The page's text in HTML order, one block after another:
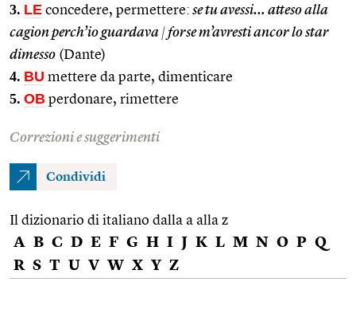
3. LE concedere, permettere: se tu avessi… atteso alla
cagion perch’io guardava | forse m’avresti ancor lo star
dimesso (Dante)
4. BU mettere da parte, dimenticare
5. OB perdonare, rimettere
Correzioni e suggerimenti
Condividi
Il dizionario di italiano dalla a alla z
A B C D E F G H I J K L M N O P Q
R S T U V W X Y Z